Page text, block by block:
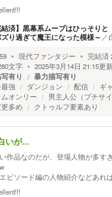
結済】黒幕系ムーブはひっそり
り過ぎて魔王になった模様～ ／
現代ファンタジー 完結済
文字 2025年3月14日 21:15更
有り 暴力描写有り
強 ダンジョン 配信
ギ
オンリー
男主人公（プチサイ
多め
クトゥルフ要素あり
いが...
作品なのだが、登場人物が多す
ピソード編の人物紹介などあれば